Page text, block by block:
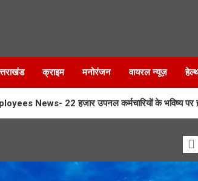
क्राइम मनोरंजन वायरल न्यूज़
News- 22 हजार उपनल कर्मचारियों के भविष्य पर
19 लाख लोगों तक पहुंचे एसआईआर नोटिस, अनमैप्ड वोटरों